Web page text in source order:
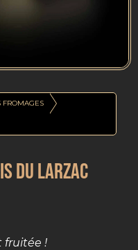
FROMAGES
DU LARZAC
fruitée !